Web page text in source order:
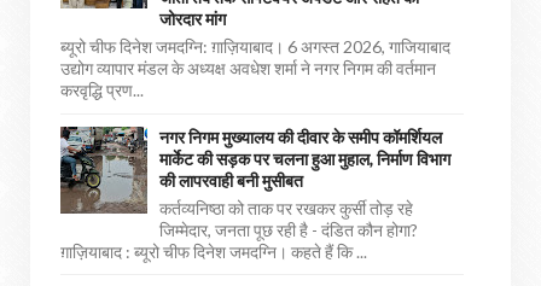
जोरदार मांग
ब्यूरो चीफ दिनेश जमदग्नि: ग़ाज़ियाबाद। 6 अगस्त 2026, गाजियाबाद
उद्योग व्यापार मंडल के अध्यक्ष अवधेश शर्मा ने नगर निगम की वर्तमान
करवृद्धि प्रण...
नगर निगम मुख्यालय की दीवार के समीप कॉमर्शियल
मार्केट की सड़क पर चलना हुआ मुहाल, निर्माण विभाग
की लापरवाही बनी मुसीबत
कर्तव्यनिष्ठा को ताक पर रखकर कुर्सी तोड़ रहे
जिम्मेदार, जनता पूछ रही है - दंडित कौन होगा?
ग़ाज़ियाबाद : ब्यूरो चीफ दिनेश जमदग्नि। कहते हैं कि ...